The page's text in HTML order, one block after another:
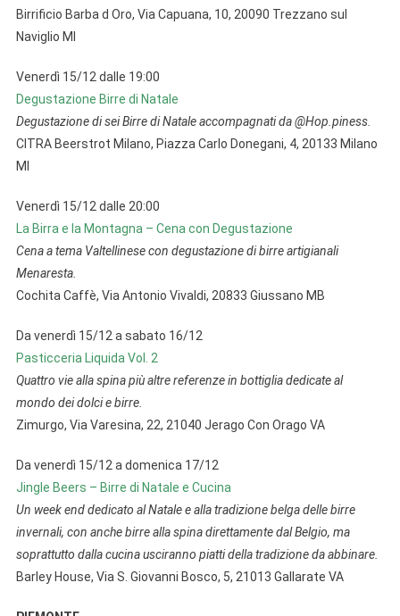
Birrificio Barba d Oro, Via Capuana, 10, 20090 Trezzano sul
Naviglio MI
Venerdì 15/12 dalle 19:00
Degustazione Birre di Natale
Degustazione di sei Birre di Natale accompagnati da @Hop.piness.
CITRA Beerstrot Milano, Piazza Carlo Donegani, 4, 20133 Milano
MI
Venerdì 15/12 dalle 20:00
La Birra e la Montagna – Cena con Degustazione
Cena a tema Valtellinese con degustazione di birre artigianali
Menaresta.
Cochita Caffè, Via Antonio Vivaldi, 20833 Giussano MB
Da venerdì 15/12 a sabato 16/12
Pasticceria Liquida Vol. 2
Quattro vie alla spina più altre referenze in bottiglia dedicate al
mondo dei dolci e birre.
Zimurgo, Via Varesina, 22, 21040 Jerago Con Orago VA
Da venerdì 15/12 a domenica 17/12
Jingle Beers – Birre di Natale e Cucina
Un week end dedicato al Natale e alla tradizione belga delle birre
invernali, con anche birre alla spina direttamente dal Belgio, ma
soprattutto dalla cucina usciranno piatti della tradizione da abbinare.
Barley House, Via S. Giovanni Bosco, 5, 21013 Gallarate VA